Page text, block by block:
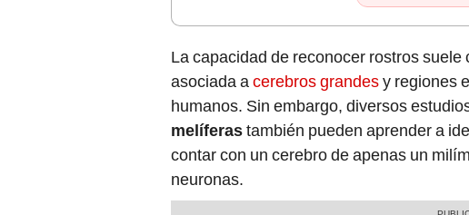
La capacidad de reconocer rostros
asociada acerebros grandesy regiones
humanos. Sin embargo, diversos
melíferastambién pueden aprender a
contar con un cerebro de apenas un
neuronas.